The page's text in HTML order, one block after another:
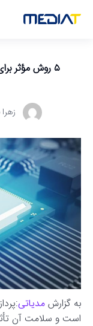
۵ روش مؤثر برای افزایش عمر و کارایی پردازنده کامپیوتر
به گزارشمدیاتی
است و سلامت آن